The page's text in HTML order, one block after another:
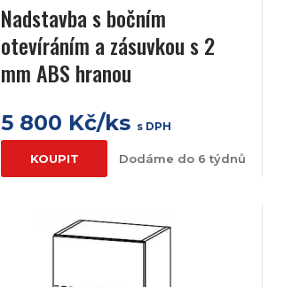
Nadstavba s bočním
otevíráním a zásuvkou s 2
mm ABS hranou
5 800 Kč/ks s DPH
KOUPIT Dodáme do 6 týdnů